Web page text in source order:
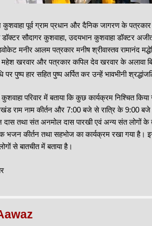
पूर्व ग्राम प्रधान और दैनिक जागरण के पत्रकार
सौदागर कुशवाहा, उदयभान कुशवाहा डॉक्टर
मनीर आलम पत्रकार मनीष श्रीवास्तव रामानंद
खरवार और पत्रकार कपिल देव खरवार के अलावा
पुष्प हार सहित पुष्प अर्पित कर उन्हें भावभीनी
परिवार में बताया कि कुछ कार्यक्रम निश्चित
नाम कीर्तन और 7:00 बजे से रात्रि के 9:00 बजे
दास तथा संत अनमोल दास पारखी एवं अन्य संत लोगों के
कीर्तन तथा सहभोज का कार्यक्रम रखा गया है। इस
से बातचीत में बताया है।